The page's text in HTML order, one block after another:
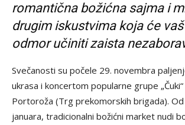
romantična božićna sajma i
drugim iskustvima koja će
odmor učiniti zaista
Svečanosti su počele 29. novembra
ukrasa i koncertom popularne grupe
Portoroža (Trg prekomorskih brigada).
januara, tradicionalni božićni market nudi